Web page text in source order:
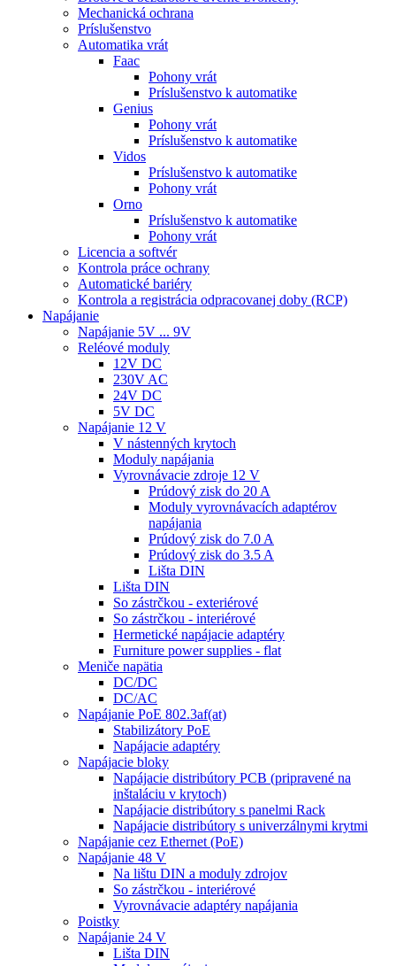
Mechanická ochrana
Príslušenstvo
Automatika vrát
Faac
Pohony vrát
Príslušenstvo k automatike
Genius
Pohony vrát
Príslušenstvo k automatike
Vidos
Príslušenstvo k automatike
Pohony vrát
Orno
Príslušenstvo k automatike
Pohony vrát
Licencia a softvér
Kontrola práce ochrany
Automatické bariéry
Kontrola a registrácia odpracovanej doby (RCP)
Napájanie
Napájanie 5V ... 9V
Reléové moduly
12V DC
230V AC
24V DC
5V DC
Napájanie 12 V
V nástenných krytoch
Moduly napájania
Vyrovnávacie zdroje 12 V
Prúdový zisk do 20 A
Moduly vyrovnávacích adaptérov
napájania
Prúdový zisk do 7.0 A
Prúdový zisk do 3.5 A
Lišta DIN
Lišta DIN
So zástrčkou - exteriérové
So zástrčkou - interiérové
Hermetické napájacie adaptéry
Furniture power supplies - flat
Meniče napätia
DC/DC
DC/AC
Napájanie PoE 802.3af(at)
Stabilizátory PoE
Napájacie adaptéry
Napájacie bloky
Napájacie distribútory PCB (pripravené na
inštaláciu v krytoch)
Napájacie distribútory s panelmi Rack
Napájacie distribútory s univerzálnymi krytmi
Napájanie cez Ethernet (PoE)
Napájanie 48 V
Na lištu DIN a moduly zdrojov
So zástrčkou - interiérové
Vyrovnávacie adaptéry napájania
Poistky
Napájanie 24 V
Lišta DIN